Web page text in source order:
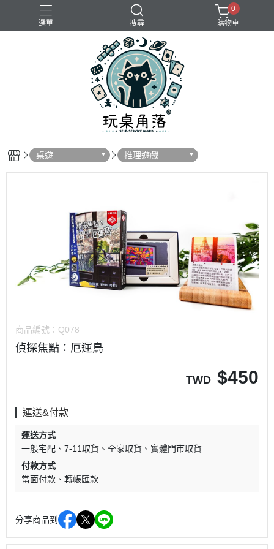
選單 搜尋
0
購物車
桌遊 推理遊戲
商品編號： Q078
偵探焦點：厄運鳥
TWD $450
運送&付款
運送方式
一般宅配
7-11取貨 全家取貨
實體門市取貨
付款方式
當面付款
轉帳匯款
分享商品到